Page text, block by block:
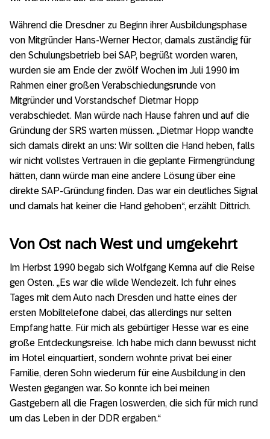
Während die Dresdner zu Beginn ihrer Ausbildungsphase
von Mitgründer Hans-Werner Hector, damals zuständig für
den Schulungsbetrieb bei SAP, begrüßt worden waren,
wurden sie am Ende der zwölf Wochen im Juli 1990 im
Rahmen einer großen Verabschiedungsrunde von
Mitgründer und Vorstandschef Dietmar Hopp
verabschiedet. Man würde nach Hause fahren und auf die
Gründung der SRS warten müssen. „Dietmar Hopp wandte
sich damals direkt an uns: Wir sollten die Hand heben, falls
wir nicht vollstes Vertrauen in die geplante Firmengründung
hätten, dann würde man eine andere Lösung über eine
direkte SAP-Gründung finden. Das war ein deutliches Signal
und damals hat keiner die Hand gehoben“, erzählt Dittrich.
Von Ost nach West und umgekehrt
Im Herbst 1990 begab sich Wolfgang Kemna auf die Reise
gen Osten. „Es war die wilde Wendezeit. Ich fuhr eines
Tages mit dem Auto nach Dresden und hatte eines der
ersten Mobiltelefone dabei, das allerdings nur selten
Empfang hatte. Für mich als gebürtiger Hesse war es eine
große Entdeckungsreise. Ich habe mich dann bewusst nicht
im Hotel einquartiert, sondern wohnte privat bei einer
Familie, deren Sohn wiederum für eine Ausbildung in den
Westen gegangen war. So konnte ich bei meinen
Gastgebern all die Fragen loswerden, die sich für mich rund
um das Leben in der DDR ergaben.“